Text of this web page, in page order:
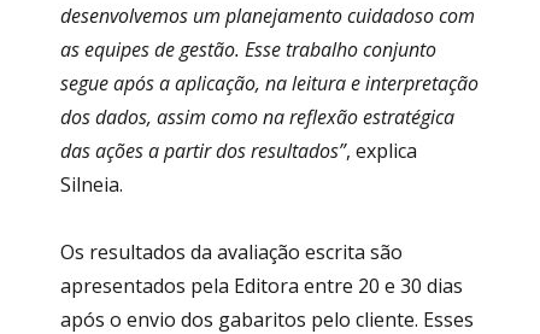
desenvolvemos um planejamento cuidadoso com
as equipes de gestão. Esse trabalho conjunto
segue após a aplicação, na leitura e interpretação
dos dados, assim como na reflexão estratégica
das ações a partir dos resultados”, explica
Silneia.
Os resultados da avaliação escrita são
apresentados pela Editora entre 20 e 30 dias
após o envio dos gabaritos pelo cliente. Esses